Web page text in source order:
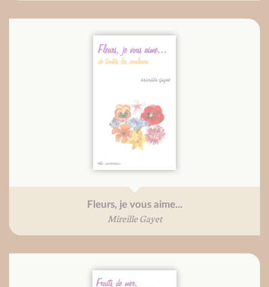
Fleurs, je vous aime...
Mireille Gayet